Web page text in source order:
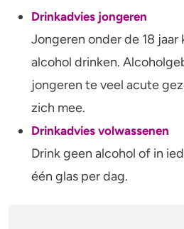
Hulp
Gezondheid
Mentale gezondheid
Verslaving
Promillage calculator
Alcohol en opvoeden
Standaardglazen en
Feiten en Fabels
Drinkadvies jongeren
Jongeren onder de 18
alcohol drinken.
jongeren te veel acute
zich mee.
Drinkadvies volwassenen
Drink geen alcohol of in
één glas per dag.